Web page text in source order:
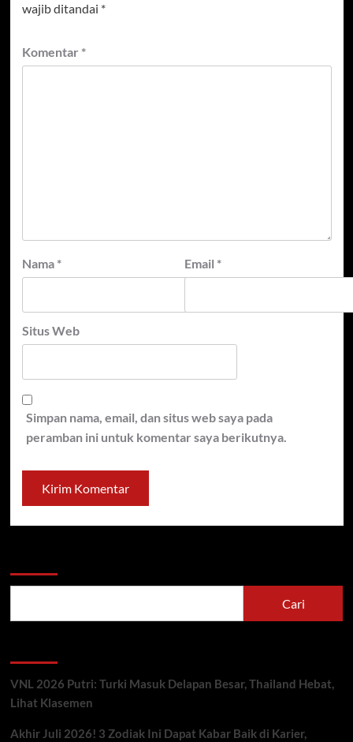
wajib ditandai *
Komentar *
Nama * Email *
Situs Web
Simpan nama, email, dan situs web saya pada
peramban ini untuk komentar saya berikutnya.
Cari
VNL 2026 Putri: Turki Masuk Delapan Besar, Thailand Hebat,
Lihat Klasemen
Akhir Juli 2026! 3 Zodiak Ini Dapat Kabar Baik di Karier,